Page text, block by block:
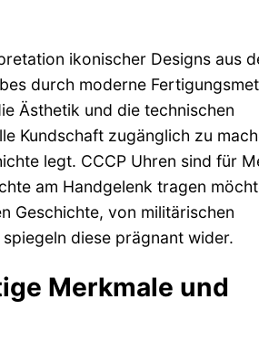
ikonischer Designs aus
durch moderne
Ästhetik und die technischen
Kundschaft zugänglich zu
legt. CCCP Uhren sind für
am Handgelenk tragen
Geschichte, von militärischen
diese prägnant wider.
Merkmale und